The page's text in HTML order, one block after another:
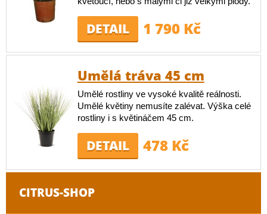
DETAIL 1 790 Kč
Umělá tráva 45 cm
Umělé rostliny ve vysoké kvalitě reálnosti.
Umělé květiny nemusíte zalévat. Výška celé
rostliny i s květináčem 45 cm.
DETAIL 478 Kč
CITRUS-SHOP